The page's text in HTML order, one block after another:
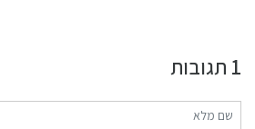
1 תגובות